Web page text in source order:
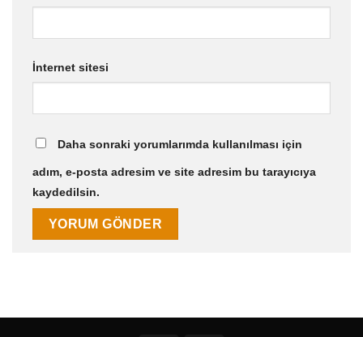
İnternet sitesi
Daha sonraki yorumlarımda kullanılması için
adım, e-posta adresim ve site adresim bu tarayıcıya
kaydedilsin.